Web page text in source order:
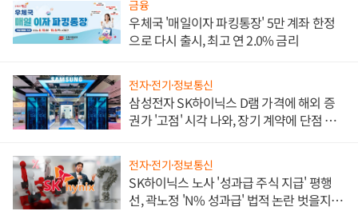
금융
우체국 '매일이자 파킹통장' 5만 계좌 한정
으로 다시 출시, 최고 연 2.0% 금리
전자·전기·정보통신
삼성전자 SK하이닉스 D램 가격에 해외 증
권가 '고점' 시각 나와, 장기 계약에 단점 부
전자·전기·정보통신
SK하이닉스 노사 '성과급 주식 지급' 평행
선, 곽노정 'N% 성과급' 법적 논란 벗을지 주